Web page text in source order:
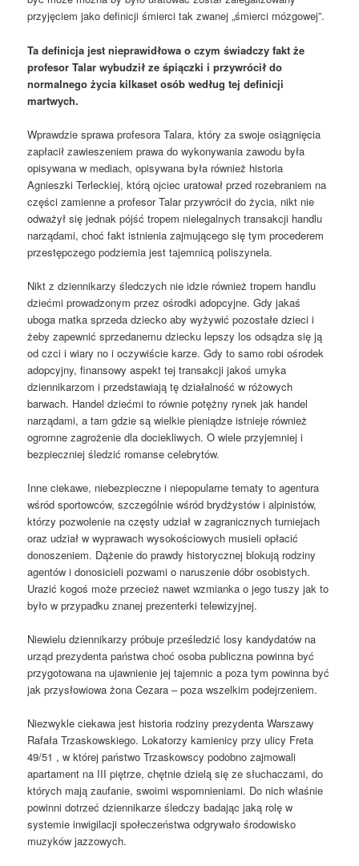
przyjęciem jako definicji śmierci tak zwanej „śmierci mózgowej”.
Ta definicja jest nieprawidłowa o czym świadczy fakt że
profesor Talar wybudził ze śpiączki i przywrócił do
normalnego życia kilkaset osób według tej definicji
martwych.
Wprawdzie sprawa profesora Talara, który za swoje osiągnięcia
zapłacił zawieszeniem prawa do wykonywania zawodu była
opisywana w mediach, opisywana była również historia
Agnieszki Terleckiej, którą ojciec uratował przed rozebraniem na
części zamienne a profesor Talar przywrócił do życia, nikt nie
odważył się jednak pójść tropem nielegalnych transakcji handlu
narządami, choć fakt istnienia zajmującego się tym procederem
przestępczego podziemia jest tajemnicą poliszynela.
Nikt z dziennikarzy śledczych nie idzie również tropem handlu
dziećmi prowadzonym przez ośrodki adopcyjne. Gdy jakaś
uboga matka sprzeda dziecko aby wyżywić pozostałe dzieci i
żeby zapewnić sprzedanemu dziecku lepszy los odsądza się ją
od czci i wiary no i oczywiście karze. Gdy to samo robi ośrodek
adopcyjny, finansowy aspekt tej transakcji jakoś umyka
dziennikarzom i przedstawiają tę działalność w różowych
barwach. Handel dziećmi to równie potężny rynek jak handel
narządami, a tam gdzie są wielkie pieniądze istnieje również
ogromne zagrożenie dla dociekliwych. O wiele przyjemniej i
bezpieczniej śledzić romanse celebrytów.
Inne ciekawe, niebezpieczne i niepopularne tematy to agentura
wśród sportowców, szczególnie wśród brydżystów i alpinistów,
którzy pozwolenie na częsty udział w zagranicznych turniejach
oraz udział w wyprawach wysokościowych musieli opłacić
donoszeniem. Dążenie do prawdy historycznej blokują rodziny
agentów i donosicieli pozwami o naruszenie dóbr osobistych.
Urazić kogoś może przecież nawet wzmianka o jego tuszy jak to
było w przypadku znanej prezenterki telewizyjnej.
Niewielu dziennikarzy próbuje prześledzić losy kandydatów na
urząd prezydenta państwa choć osoba publiczna powinna być
przygotowana na ujawnienie jej tajemnic a poza tym powinna być
jak przysłowiowa żona Cezara – poza wszelkim podejrzeniem.
Niezwykle ciekawa jest historia rodziny prezydenta Warszawy
Rafała Trzaskowskiego. Lokatorzy kamienicy przy ulicy Freta
49/51 , w której państwo Trzaskowscy podobno zajmowali
apartament na III piętrze, chętnie dzielą się ze słuchaczami, do
których mają zaufanie, swoimi wspomnieniami. Do nich właśnie
powinni dotrzeć dziennikarze śledczy badając jaką rolę w
systemie inwigilacji społeczeństwa odgrywało środowisko
muzyków jazzowych.